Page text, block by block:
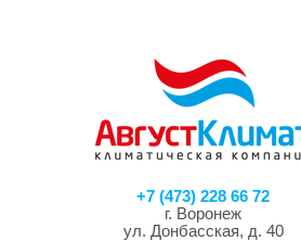
+7 (473) 228 66 72
г. Воронеж
ул. Донбасская, д. 40